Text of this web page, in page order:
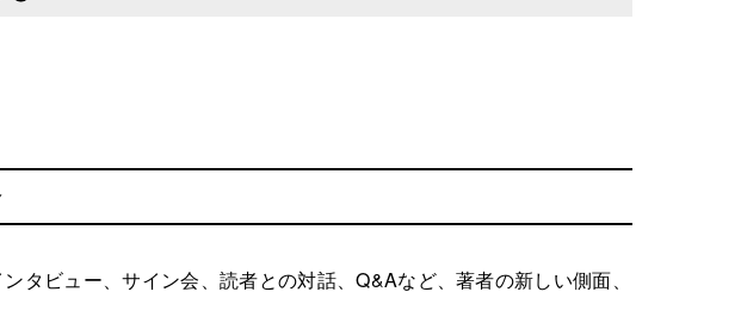
ビュー、サイン会、読者との対話、Q&Aなど、著者の新しい側面、